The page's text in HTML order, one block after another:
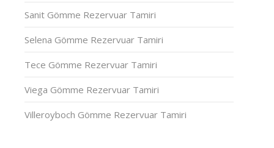
Sanit Gömme Rezervuar Tamiri
Selena Gömme Rezervuar Tamiri
Tece Gömme Rezervuar Tamiri
Viega Gömme Rezervuar Tamiri
Villeroyboch Gömme Rezervuar Tamiri